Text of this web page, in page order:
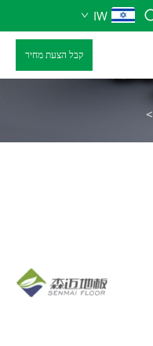
IW
קבל הצעת מחיר
>